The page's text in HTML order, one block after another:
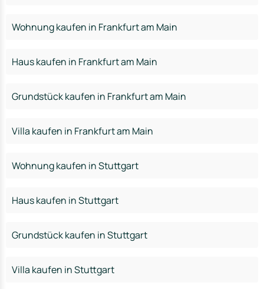
Wohnung kaufen in Frankfurt am Main
Haus kaufen in Frankfurt am Main
Grundstück kaufen in Frankfurt am Main
Villa kaufen in Frankfurt am Main
Wohnung kaufen in Stuttgart
Haus kaufen in Stuttgart
Grundstück kaufen in Stuttgart
Villa kaufen in Stuttgart